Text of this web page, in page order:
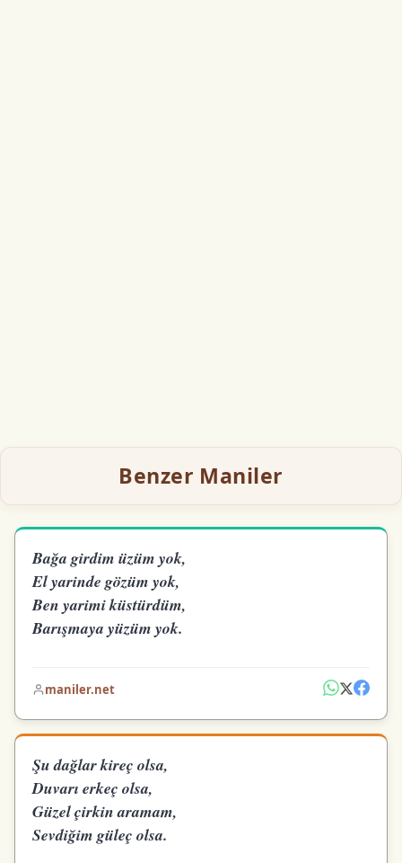
Benzer Maniler
Bağa girdim üzüm yok,
El yarinde gözüm yok,
Ben yarimi küstürdüm,
Barışmaya yüzüm yok.
maniler.net
Şu dağlar kireç olsa,
Duvarı erkeç olsa,
Güzel çirkin aramam,
Sevdiğim güleç olsa.